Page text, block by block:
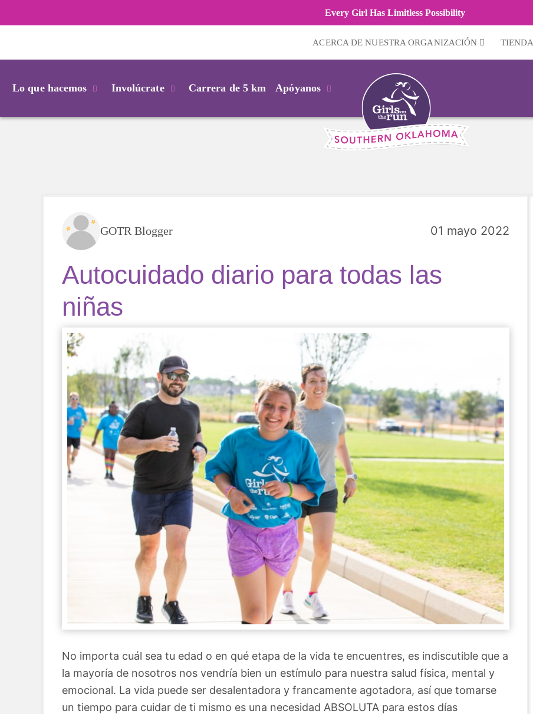
Every Girl Has Limitless Possibility
ACERCA DE NUESTRA ORGANIZACIÓN TIENDA
Lo que hacemos Involúcrate Carrera de 5 km Apóyanos
GOTR Blogger 01 mayo 2022
Autocuidado diario para todas las
niñas
No importa cuál sea tu edad o en qué etapa de la vida te encuentres, es indiscutible que a
la mayoría de nosotros nos vendría bien un estímulo para nuestra salud física, mental y
emocional. La vida puede ser desalentadora y francamente agotadora, así que tomarse
un tiempo para cuidar de ti mismo es una necesidad ABSOLUTA para estos días